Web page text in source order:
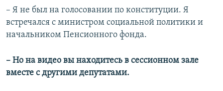
– Я не был на голосовании по конституции. Я
встречался с министром социальной политики и
начальником Пенсионного фонда.
– Но на видео вы находитесь в сессионном зале
вместе с другими депутатами.